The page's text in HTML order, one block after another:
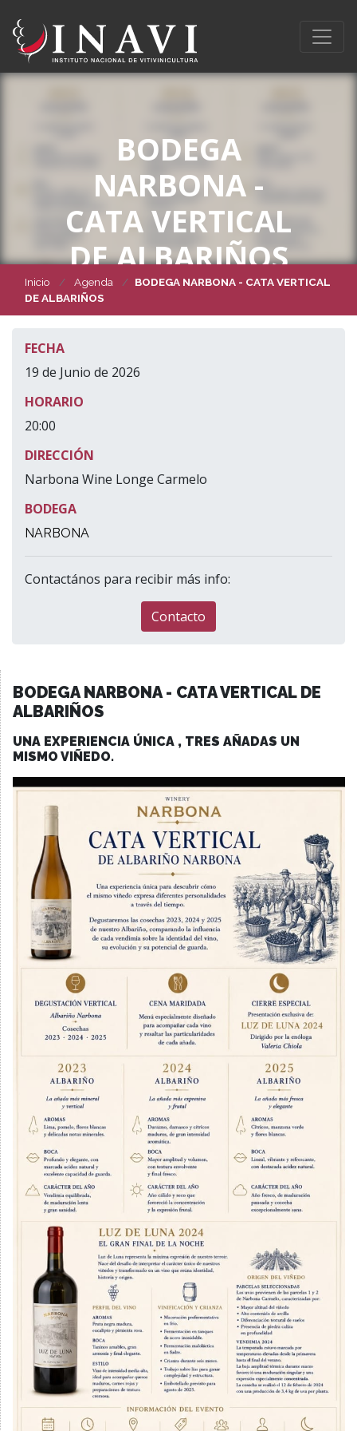
BODEGA
NARBONA -
CATA VERTICAL
DE ALBARIÑOS
Inicio Agenda
BODEGA NARBONA - CATA VERTICAL
DE ALBARIÑOS
FECHA
19 de Junio de 2026
HORARIO
20:00
DIRECCIÓN
Narbona Wine Longe Carmelo
BODEGA
NARBONA
Contactános para recibir más info:
Contacto
BODEGA NARBONA - CATA VERTICAL DE
ALBARIÑOS
UNA EXPERIENCIA ÚNICA , TRES AÑADAS UN
MISMO VIÑEDO.